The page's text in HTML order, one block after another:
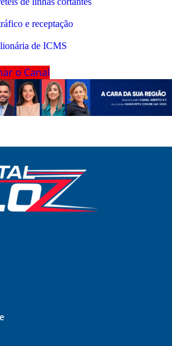
e receptação
de ICMS
o Canal